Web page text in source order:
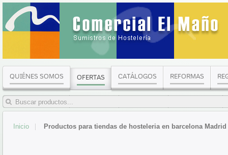
QUIÉNES SOMOS OFERTAS CATÁLOGOS REFORMAS
Inicio Productos para tiendas de hosteleria en barcelona Madrid